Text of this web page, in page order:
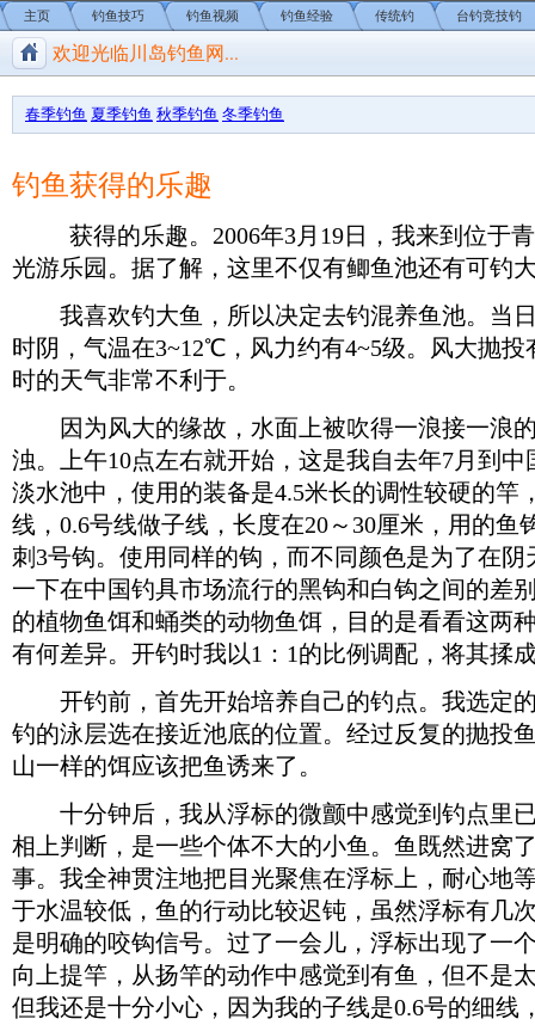
欢迎光临川岛钓鱼网...
主页 钓鱼技巧 钓鱼视频 钓鱼经验 传统钓 台钓竞技钓
春季钓鱼 夏季钓鱼 秋季钓鱼 冬季钓鱼
钓鱼获得的乐趣
获得的乐趣。2006年3月19日，我来到位于
光游乐园。据了解，这里不仅有鲫鱼池还有可钓
我喜欢钓大鱼，所以决定去钓混养鱼池。当
时阴，气温在3~12℃，风力约有4~5级。风大抛
时的天气非常不利于。
因为风大的缘故，水面上被吹得一浪接一浪
浊。上午10点左右就开始，这是我自去年7月到
淡水池中，使用的装备是4.5米长的调性较硬的竿
线，0.6号线做子线，长度在20～30厘米，用的鱼
刺3号钩。使用同样的钩，而不同颜色是为了在
一下在中国钓具市场流行的黑钩和白钩之间的差
的植物鱼饵和蛹类的动物鱼饵，目的是看看这两
有何差异。开钓时我以1：1的比例调配，将其揉
开钓前，首先开始培养自己的钓点。我选定的
钓的泳层选在接近池底的位置。经过反复的抛投
山一样的饵应该把鱼诱来了。
十分钟后，我从浮标的微颤中感觉到钓点里
相上判断，是一些个体不大的小鱼。鱼既然进窝
事。我全神贯注地把目光聚焦在浮标上，耐心地
于水温较低，鱼的行动比较迟钝，虽然浮标有几
是明确的咬钩信号。过了一会儿，浮标出现了一
向上提竿，从扬竿的动作中感觉到有鱼，但不是
但我还是十分小心，因为我的子线是0.6号的细线